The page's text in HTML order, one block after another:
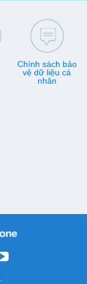
Chính sách bảo
vệ dữ liệu cá
nhân